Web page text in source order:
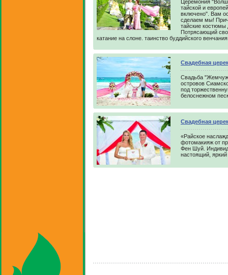
Церемония
тайской и
включено". Вам
сделаем мы!
тайские костюмы
Потрясающий
катание на слоне. таинство буддийского
Свадебная
Свадьба
островов
под
белоснежном
Свадебная
«Райское
фотомакияж от
Фен Шуй.
настоящий, яркий